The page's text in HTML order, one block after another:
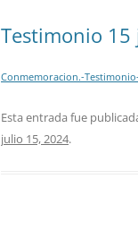
Testimonio
Conmemoracion.-
Esta entrada fue
julio 15, 2024.